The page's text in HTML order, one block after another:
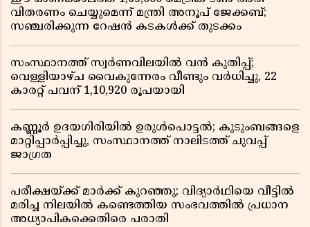
വിതരണം ചെയ്യുമെന്ന് മന്ത്രി അനൂപ് ജേക്കബ്;
സഞ്ചരിക്കുന്ന റേഷൻ കടകൾക്ക് തുടക്കം
സംസ്ഥാനത്ത് സ്വർണവിലയിൽ വൻ കുതിപ്പ്;
വെള്ളിയാഴ്ച വൈകുന്നേരം വീണ്ടും വർധിച്ചു, 22
കാരറ്റ് പവന് 1,10,920 രൂപയായി
കണ്ണൂർ ഉദയഗിരിയിൽ ഉരുൾപൊട്ടൽ; കുടുംബങ്ങളെ
മാറ്റിപ്പാർപ്പിച്ചു, സംസ്ഥാനത്ത് നാലിടത്ത് ചുവപ്പ്
ജാഗ്രത
പരീക്ഷയ്ക്ക് മാർക്ക് കുറഞ്ഞു; വിദ്യാർഥിയെ വീട്ടിൽ
മരിച്ച നിലയിൽ കണ്ടെത്തിയ സംഭവത്തിൽ പ്രധാന
അധ്യാപികക്കെതിരെ പരാതി